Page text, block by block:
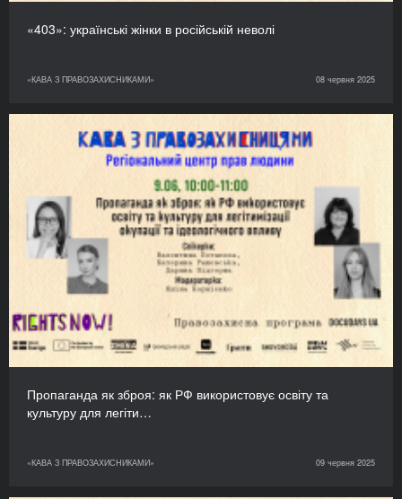
«403»: українські жінки в російській неволі
«КАВА З ПРАВОЗАХИСНИКАМИ» 08 червня 2025
Пропаганда як зброя: як РФ використовує освіту та
культуру для легіти…
«КАВА З ПРАВОЗАХИСНИКАМИ» 09 червня 2025